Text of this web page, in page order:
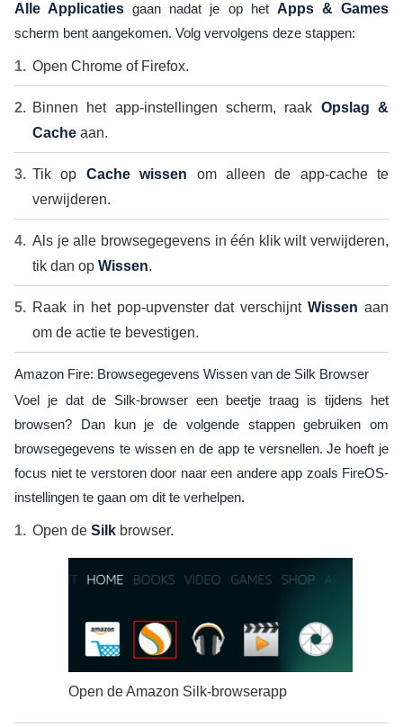
Alle Applicaties gaan nadat je op het Apps & Games
scherm bent aangekomen. Volg vervolgens deze stappen:
Open Chrome of Firefox.
Binnen het app-instellingen scherm, raak Opslag &
Cache aan.
Tik op Cache wissen om alleen de app-cache te
verwijderen.
Als je alle browsegegevens in één klik wilt verwijderen,
tik dan op Wissen.
Raak in het pop-upvenster dat verschijntWissen aan
om de actie te bevestigen.
Amazon Fire: Browsegegevens Wissen van de Silk Browser
Voel je dat de Silk-browser een beetje traag is tijdens het
browsen? Dan kun je de volgende stappen gebruiken om
browsegegevens te wissen en de app te versnellen. Je hoeft je
focus niet te verstoren door naar een andere app zoals FireOS-
instellingen te gaan om dit te verhelpen.
Open de Silk browser.
Open de Amazon Silk-browserapp